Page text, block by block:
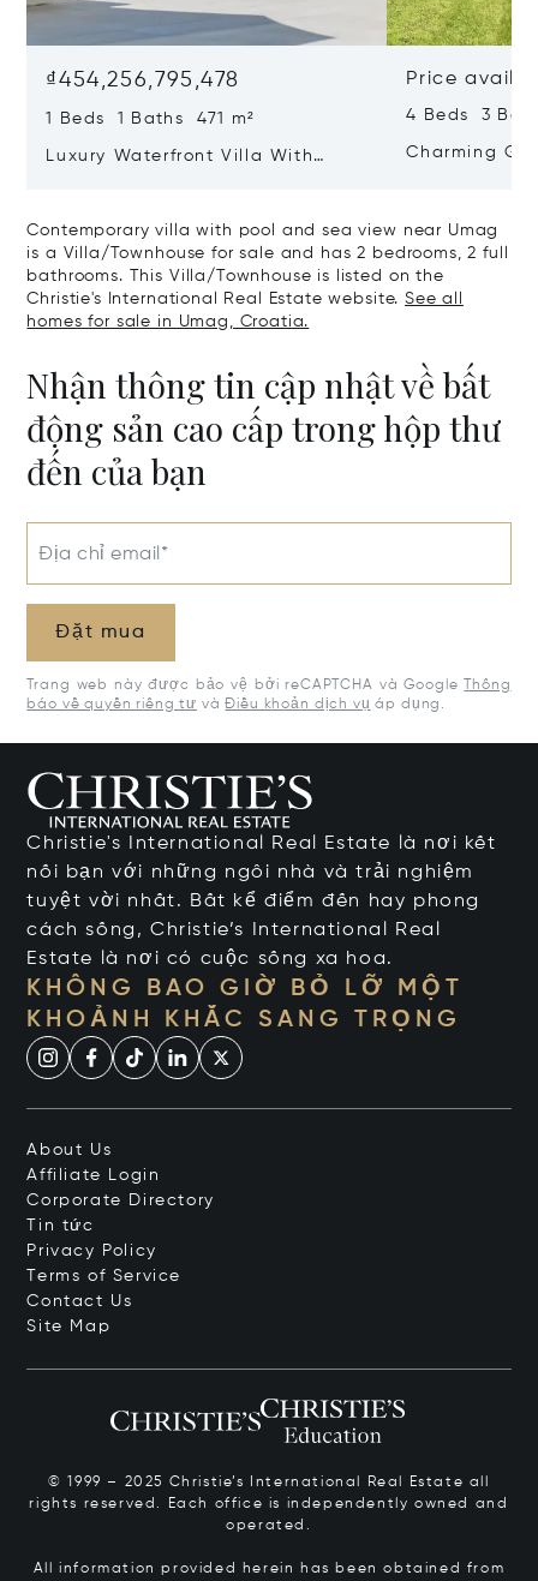
₫454,256,795,478
1 Beds 1 Baths 471 m²
Luxury Waterfront Villa With
Price
4 Beds 3
Charming
Contemporary villa with pool and sea view near Umag
is a Villa/Townhouse for sale and has 2 bedrooms, 2 full
bathrooms. This Villa/Townhouse is listed on the
Christie's International Real Estate website.See all
homes for sale in Umag, Croatia.
Nhận thông tin cập nhật về bất
động sản cao cấp trong hộp thư
đến của bạn
Địa chỉ email*
Đặt mua
Trang web này được bảo vệ bởi reCAPTCHA và Google
Thông
báo về quyền riêng tư vàĐiều khoản dịch vụ áp dụng.
Christie's International Real Estate là nơi kết
nối bạn với những ngôi nhà và trải nghiệm
tuyệt vời nhất. Bất kể điểm đến hay phong
cách sống, Christie’s International Real
Estate là nơi có cuộc sống xa hoa.
KHÔNG BAO GIỜ BỎ LỠ MỘT
KHOẢNH KHẮC SANG TRỌNG
About Us
Affiliate Login
Corporate Directory
Tin tức
Privacy Policy
Terms of Service
Contact Us
Site Map
© 1999 – 2025 Christie’s International Real Estate all
rights reserved. Each office is independently owned and
operated.
All information provided herein has been obtained from